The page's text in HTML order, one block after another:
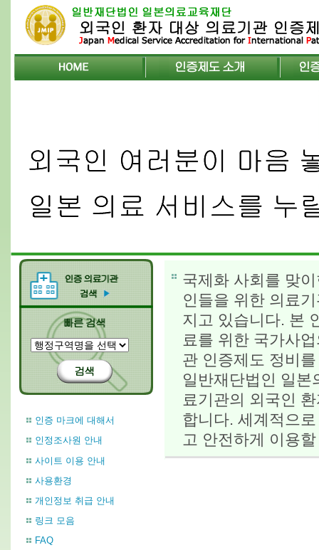
국제화 사회를 맞
인들을 위한 의료
지고 있습니다. 본
료를 위한 국가사
관 인증제도 정비
일반재단법인 일본
료기관의 외국인
합니다. 세계적으
고 안전하게 이용
인증 마크에 대해서
인정조사원 안내
사이트 이용 안내
사용환경
개인정보 취급 안내
링크 모음
FAQ